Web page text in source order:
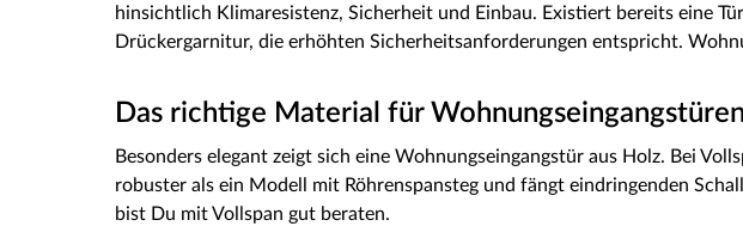
hinsichtlich Klimaresistenz, Sicherheit und Einbau. Existiert bereits eine
Drückergarnitur, die erhöhten Sicherheitsanforderungen entspricht.
Das richtige Material für Wohnungseingangstüren
Besonders elegant zeigt sich eine Wohnungseingangstür aus Holz. Bei
robuster als ein Modell mit Röhrenspansteg und fängt eindringenden
bist Du mit Vollspan gut beraten.